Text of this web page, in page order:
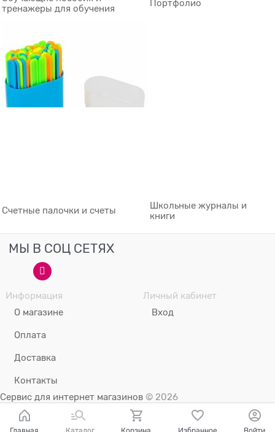
тренажеры для обучения
Портфолио
Счетные палочки и счеты
Школьные журналы и
книги
МЫ В СОЦ СЕТЯХ
Информация
О магазине
Оплата
Доставка
Контакты
Личный кабинет
Вход
Сервис для интернет магазинов © 2026